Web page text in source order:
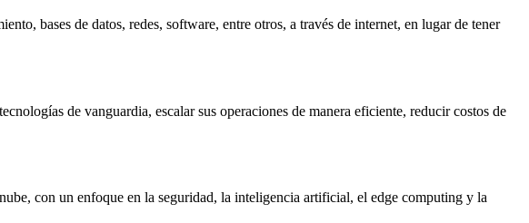
bases de datos, redes, software, entre otros, a través de internet, en lugar de tener
de vanguardia, escalar sus operaciones de manera eficiente, reducir costos de
con un enfoque en la seguridad, la inteligencia artificial, el edge computing y la